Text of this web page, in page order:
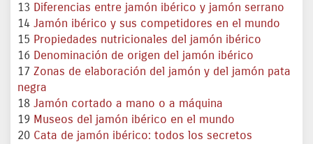
13 Diferencias entre jamón ibérico y jamón serrano
14 Jamón ibérico y sus competidores en el mundo
15 Propiedades nutricionales del jamón ibérico
16 Denominación de origen del jamón ibérico
17 Zonas de elaboración del jamón y del jamón pata
negra
18 Jamón cortado a mano o a máquina
19 Museos del jamón ibérico en el mundo
20 Cata de jamón ibérico: todos los secretos